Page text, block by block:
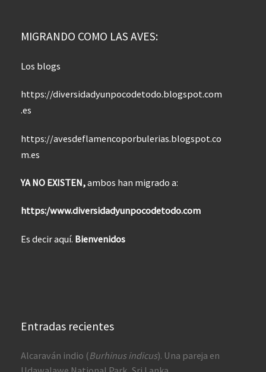
MIGRANDO COMO LAS AVES:
Los blogs
https://diversidadyunpocodetodo.blogspot.com
.es
https://avesdeflamencoporbulerias.blogspot.co
m.es
YA NO EXISTEN,ambos han migrado a:
https:/www.diversidadyunpocodetodo.com
Es decir aquí. Bienvenidos
Entradas recientes
Alcaraván indio (Burhinus indicus). Una pareja en